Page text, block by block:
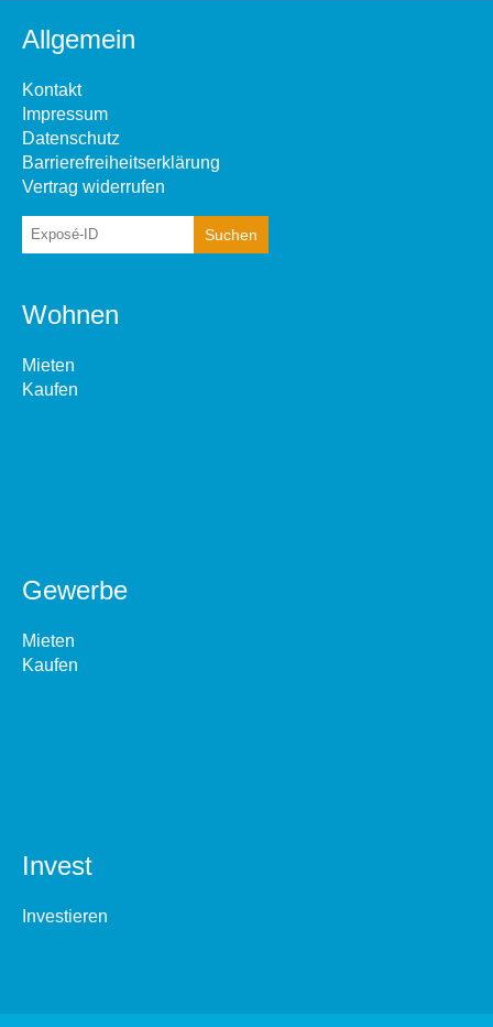
Allgemein
Kontakt
Impressum
Datenschutz
Barrierefreiheitserklärung
Vertrag widerrufen
Wohnen
Mieten
Kaufen
Gewerbe
Mieten
Kaufen
Invest
Investieren